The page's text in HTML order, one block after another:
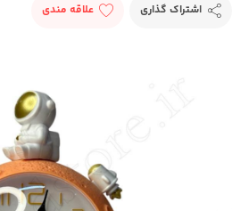
اشتراک گذاری علاقه مندی